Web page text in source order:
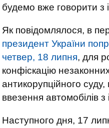
будемо вже говорити
Як повідомлялося, в
президент України
четвер, 18 липня, для
конфіскацію
антикорупційного
ввезення автомобілів
Наступного дня, 17